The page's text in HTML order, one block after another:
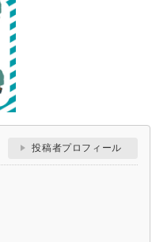
投稿者プロフィール